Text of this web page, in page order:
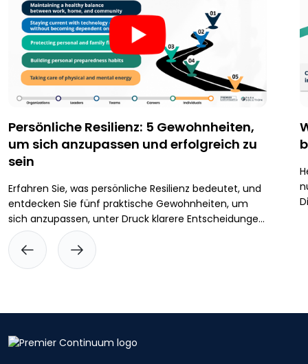
Persönliche Resilienz: 5 Gewohnheiten,
um sich anzupassen und erfolgreich zu
sein
Erfahren Sie, was persönliche Resilienz bedeutet, und
entdecken Sie fünf praktische Gewohnheiten, um
sich anzupassen, unter Druck klarere Entscheidungen
zu treffen und sich auf Störungen vorzubereiten.